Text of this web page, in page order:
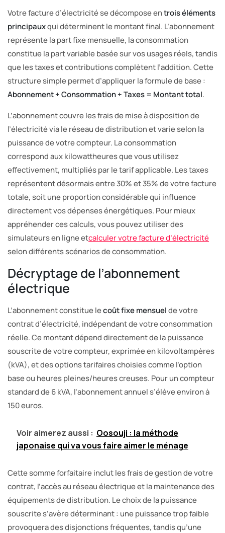
Votre facture d’électricité se décompose entrois éléments
principauxqui déterminent le montant final. L’abonnement
représente la part fixe mensuelle, la consommation
constitue la part variable basée sur vos usages réels, tandis
que les taxes et contributions complètent l’addition. Cette
structure simple permet d’appliquer la formule de base :
Abonnement + Consommation + Taxes = Montant total.
L’abonnement couvre les frais de mise à disposition de
l’électricité via le réseau de distribution et varie selon la
puissance de votre compteur. La consommation
correspond aux kilowattheures que vous utilisez
effectivement, multipliés par le tarif applicable. Les taxes
représentent désormais entre 30% et 35% de votre facture
totale, soit une proportion considérable qui influence
directement vos dépenses énergétiques. Pour mieux
appréhender ces calculs, vous pouvez utiliser des
simulateurs en ligne etcalculer votre facture d’électricité
selon différents scénarios de consommation.
Décryptage de l’abonnement
électrique
L’abonnement constitue lecoût fixe mensuelde votre
contrat d’électricité, indépendant de votre consommation
réelle. Ce montant dépend directement de la puissance
souscrite de votre compteur, exprimée en kilovoltampères
(kVA), et des options tarifaires choisies comme l’option
base ou heures pleines/heures creuses. Pour un compteur
standard de 6 kVA, l’abonnement annuel s’élève environ à
150 euros.
Voir aimerez aussi : Oosouji : la méthode
japonaise qui va vous faire aimer le ménage
Cette somme forfaitaire inclut les frais de gestion de votre
contrat, l’accès au réseau électrique et la maintenance des
équipements de distribution. Le choix de la puissance
souscrite s’avère déterminant : une puissance trop faible
provoquera des disjonctions fréquentes, tandis qu’une